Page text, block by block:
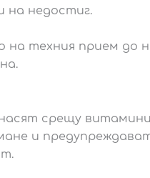
на недостиг.
техния прием до
срещу
и